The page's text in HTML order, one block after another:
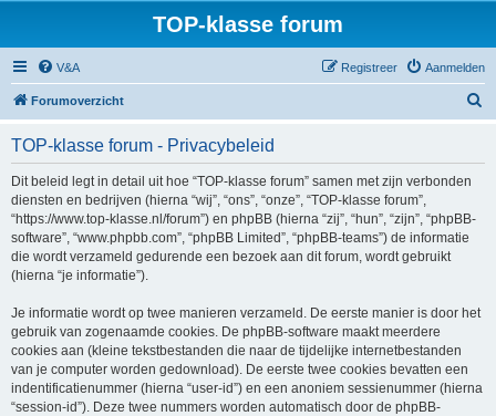
TOP-klasse forum
V&A Aanmelden
Registreer
Forumoverzicht
TOP-klasse forum - Privacybeleid
Dit beleid legt in detail uit hoe “TOP-klasse forum” samen met zijn verbonden
diensten en bedrijven (hierna “wij”, “ons”, “onze”, “TOP-klasse forum”,
“https://www.top-klasse.nl/forum”) en phpBB (hierna “zij”, “hun”, “zijn”, “phpBB-
software”, “www.phpbb.com”, “phpBB Limited”, “phpBB-teams”) de informatie
die wordt verzameld gedurende een bezoek aan dit forum, wordt gebruikt
(hierna “je informatie”).
Je informatie wordt op twee manieren verzameld. De eerste manier is door het
gebruik van zogenaamde cookies. De phpBB-software maakt meerdere
cookies aan (kleine tekstbestanden die naar de tijdelijke internetbestanden
van je computer worden gedownload). De eerste twee cookies bevatten een
indentificatienummer (hierna “user-id”) en een anoniem sessienummer (hierna
“session-id”). Deze twee nummers worden automatisch door de phpBB-